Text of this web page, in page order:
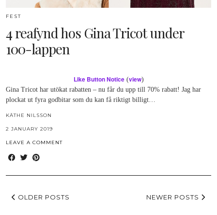
FEST
4 reafynd hos Gina Tricot under
100-lappen
Like Button Notice(view)
Gina Tricot har utökat rabatten – nu får du upp till 70% rabatt! Jag har
plockat ut fyra godbitar som du kan få riktigt billigt…
KÄTHE NILSSON
2 JANUARY 2019
LEAVE A COMMENT
OLDER POSTS NEWER POSTS